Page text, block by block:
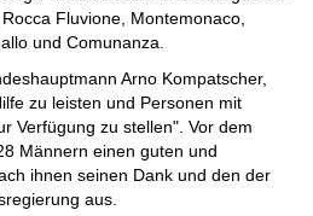
Fluvione, Montemonaco,
und Comunanza.
Arno Kompatscher,
zu leisten und Personen mit
Verfügung zu stellen". Vor dem
Männern einen guten und
ihnen seinen Dank und den der
aus.